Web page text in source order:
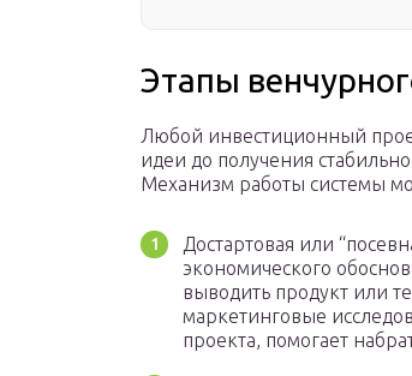
Этапы
Любой инвестиционный
идеи до получения
Механизм работы системы
Достартовая или
экономического
выводить продукт или
маркетинговые
проекта, помогает